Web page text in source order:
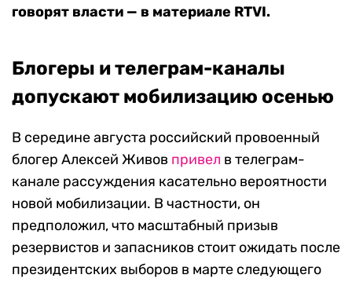
говорят власти — в материале RTVI.
Блогеры и телеграм-каналы
допускают мобилизацию осенью
В середине августа российский провоенный
блогер Алексей Живов привел в телеграм-
канале рассуждения касательно вероятности
новой мобилизации. В частности, он
предположил, что масштабный призыв
резервистов и запасников стоит ожидать после
президентских выборов в марте следующего